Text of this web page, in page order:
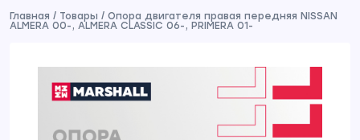
Главная / Товары / Опора двигателя правая передняя NISSAN
ALMERA 00-, ALMERA CLASSIC 06-, PRIMERA 01-